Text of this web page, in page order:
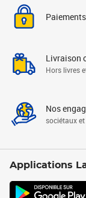
Livraison
Hors livres
Nos
sociétaux
Applications